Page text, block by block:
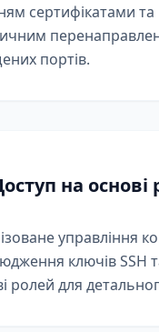
сертифікатами та
портів.
на основі
управління
ключів SSH
ролей для